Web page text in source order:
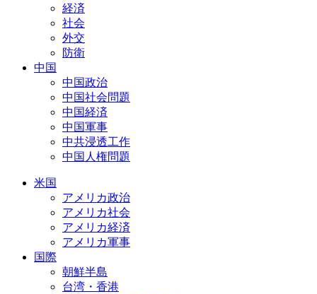
経済
社会
外交
防衛
中国
中国政治
中国社会問題
中国経済
中国軍事
中共浸透工作
中国人権問題
米国
アメリカ政治
アメリカ社会
アメリカ経済
アメリカ軍事
国際
朝鮮半島
台湾・香港